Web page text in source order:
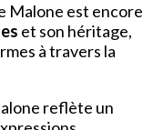
Malone est encore
et son héritage,
à travers la
reflète un